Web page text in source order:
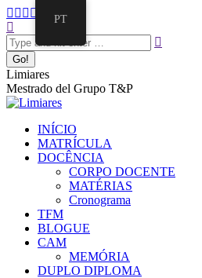
Limiares
Mestrado del Grupo T&P
INÍCIO
MATRÍCULA
DOCÊNCIA
CORPO DOCENTE
MATÉRIAS
Cronograma
TFM
BLOGUE
CAM
MEMÓRIA
DUPLO DIPLOMA
PT